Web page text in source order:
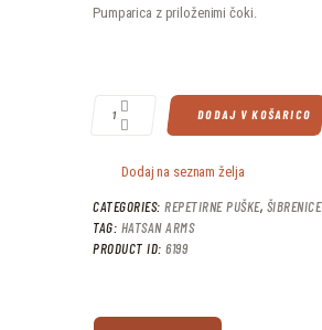
Pumparica z priloženimi čoki.
DODAJ V KOŠARICO
Dodaj na seznam želja
CATEGORIES: REPETIRNE PUŠKE, ŠIBRENICE
TAG: HATSAN ARMS
PRODUCT ID: 6199